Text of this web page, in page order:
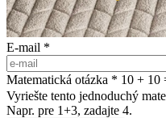
E-mail *
Matematická otázka * 10 + 10
Vyriešte tento jednoduchý
Napr. pre 1+3, zadajte 4.